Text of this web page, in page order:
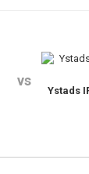
vs
Ystads